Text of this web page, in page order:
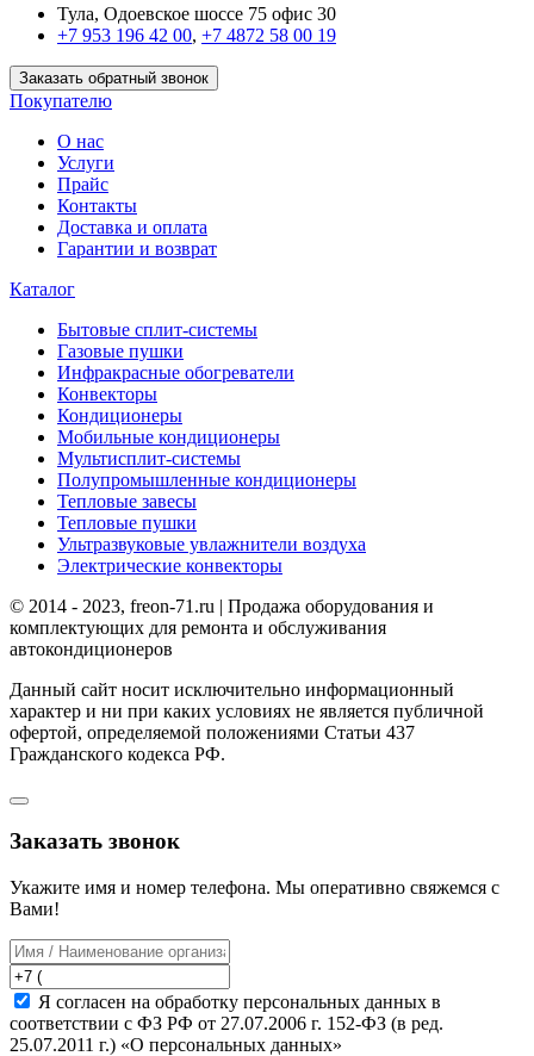
Тула, Одоевское шоссе 75 офис 30
+7 953 196 42 00, +7 4872 58 00 19
Заказать обратный звонок
Покупателю
О нас
Услуги
Прайс
Контакты
Доставка и оплата
Гарантии и возврат
Каталог
Бытовые сплит-системы
Газовые пушки
Инфракрасные обогреватели
Конвекторы
Кондиционеры
Мобильные кондиционеры
Мультисплит-системы
Полупромышленные кондиционеры
Тепловые завесы
Тепловые пушки
Ультразвуковые увлажнители воздуха
Электрические конвекторы
© 2014 - 2023, freon-71.ru | Продажа оборудования и
комплектующих для ремонта и обслуживания
автокондиционеров
Данный сайт носит исключительно информационный
характер и ни при каких условиях не является публичной
офертой, определяемой положениями Статьи 437
Гражданского кодекса РФ.
Заказать звонок
Укажите имя и номер телефона. Мы оперативно свяжемся с
Вами!
Я согласен на обработку персональных данных в
соответствии с ФЗ РФ от 27.07.2006 г. 152-ФЗ (в ред.
25.07.2011 г.) «О персональных данных»